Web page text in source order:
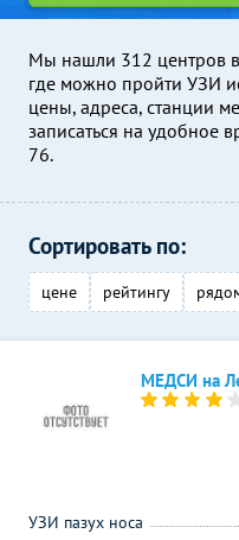
Мы нашли 312 центров
где можно пройти УЗИ
цены, адреса, станции
записаться на удобное
76.
Сортировать по:
цене рейтингу
МЕДСИ на
УЗИ пазух носа